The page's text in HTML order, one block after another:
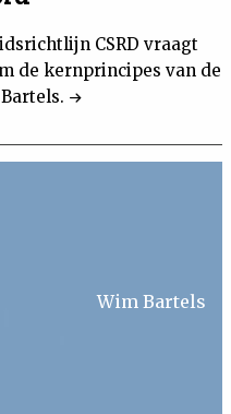
CSRD vraagt
de kernprincipes van de
Wim Bartels